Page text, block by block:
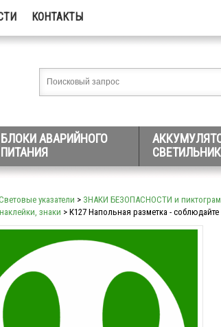
КОНТАКТЫ
БЛОКИ АВАРИЙНОГО
ПИТАНИЯ
указатели > ЗНАКИ БЕЗОПАСНОСТИ и
знаки > К127 Напольная разметка -